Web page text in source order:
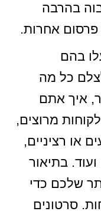
בהרבה
אחרות.
בהם
כל מה
איך אתם
מרוצים,
או רציניים,
בתיאור
שלכם כדי
סרטונים